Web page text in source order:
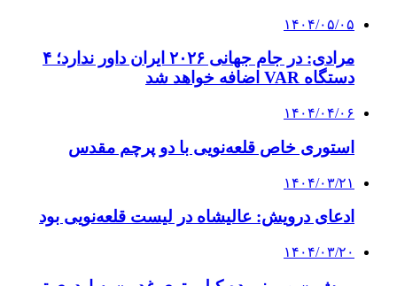
۱۴۰۴/۰۵/۰۵
مرادی: در جام جهانی ۲۰۲۶ ایران داور ندارد؛ ۴
دستگاه VAR اضافه خواهد شد
۱۴۰۴/۰۴/۰۶
استوری خاص قلعه‌نویی با دو پرچم مقدس
۱۴۰۴/۰۳/۲۱
ادعای درویش: عالیشاه در لیست قلعه‌نویی بود
۱۴۰۴/۰۳/۲۰